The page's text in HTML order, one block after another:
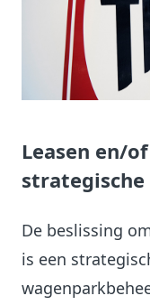
Leasen en/
strategische
De beslissing
is een